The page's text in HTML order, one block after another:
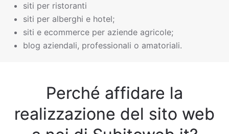
siti per ristoranti
siti per alberghi e hotel;
siti e ecommerce per aziende agricole;
blog aziendali, professionali o amatoriali.
Perché affidare la
realizzazione del sito web